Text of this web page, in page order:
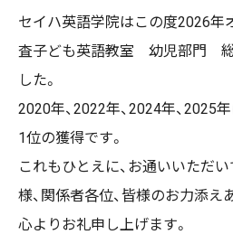
セイハ英語学院はこの度2026年
査子ども英語教室 幼児部門 総
した。
2020年、2022年、2024年、2025
1位の獲得です。
これもひとえに、お通いいただ
様、関係者各位、皆様のお力添え
心よりお礼申し上げます。